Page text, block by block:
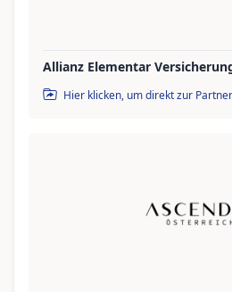
Allianz Elementar
Hier klicken, um direkt zur